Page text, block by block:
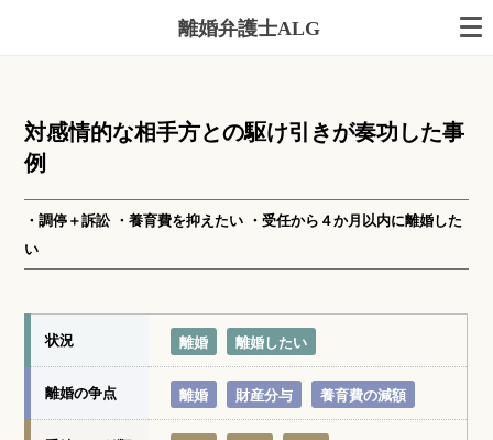
離婚弁護士ALG
対感情的な相手方との駆け引きが奏功した事
例
・調停＋訴訟 ・養育費を抑えたい ・受任から４か月以内に離婚した
い
状況 離婚 離婚したい
離婚の争点 離婚 財産分与 養育費の減額